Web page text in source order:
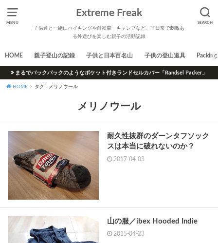
MENU SEARCH
Extreme Freak
子供達と一緒にハイキングや自転車・キャンプなど、非日常で刺激あ
る外遊びを楽しむ親子の活動記録
HOME 親子登山の記録 子供と日本百名山 子供の登山道具 Packing
まるでバックパックのようなポケット付きランドセルカバー「Randsel Packer」
HOME タグ : メリノウール
メリノウール
耐久性抜群のダーンタフソック
スは本当に破れないのか？
2017-04-03
山の服／ibex Hooded Indie
2015-04-23